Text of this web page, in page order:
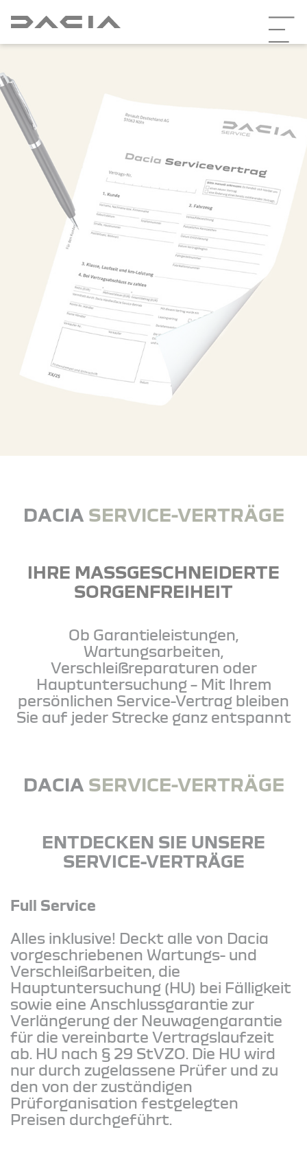
DACIA SERVICE-VERTRÄGE
IHRE MASSGESCHNEIDERTE S
ORGENFREIHEIT
Ob Garantieleistungen,
Wartungsarbeiten,
Verschleißreparaturen oder
Hauptuntersuchung – Mit Ihrem
persönlichen Service-Vertrag bleiben
Sie auf jeder Strecke ganz entspannt
DACIA SERVICE-VERTRÄGE
ENTDECKEN SIE UNSERE
SERVICE-VERTRÄGE
Full Service
Alles inklusive! Deckt alle von Dacia
vorgeschriebenen Wartungs- und
Verschleißarbeiten, die
Hauptuntersuchung (HU) bei Fälligkeit
sowie eine Anschlussgarantie zur
Verlängerung der Neuwagengarantie
für die vereinbarte Vertragslaufzeit
ab. HU nach § 29 StVZO. Die HU wird
nur durch zugelassene Prüfer und zu
den von der zuständigen
Prüforganisation festgelegten
Preisen durchgeführt.